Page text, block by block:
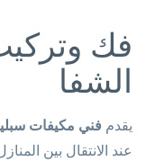
فك
الشفا
يقدم فني مكيفات
عند الانتقال بين